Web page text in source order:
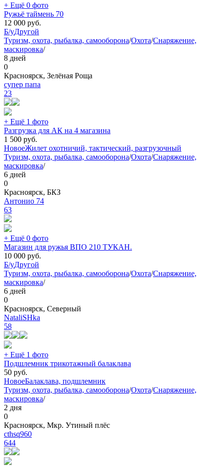
+ Ещё 0 фото
Ружьё таймень 70
12 000 руб.
Б/уДругой
Туризм, охота, рыбалка, самооборона/Охота/Снаряжение,
маскировка/
8 дней
0
Красноярск, Зелёная Роща
супер папа
23
+ Ещё 1 фото
Разгрузка для АК на 4 магазина
1 500 руб.
НовоеЖилет охотничий, тактический, разгрузочный
Туризм, охота, рыбалка, самооборона/Охота/Снаряжение,
маскировка/
6 дней
0
Красноярск, БКЗ
Антонио 74
63
+ Ещё 0 фото
Магазин для ружья ВПО 210 ТУКАН.
10 000 руб.
Б/уДругой
Туризм, охота, рыбалка, самооборона/Охота/Снаряжение,
маскировка/
6 дней
0
Красноярск, Северный
NataliSHka
58
+ Ещё 1 фото
Подшлемник трикотажный балаклава
50 руб.
НовоеБалаклава, подшлемник
Туризм, охота, рыбалка, самооборона/Охота/Снаряжение,
маскировка/
2 дня
0
Красноярск, Мкр. Утиный плёс
cthsq960
644